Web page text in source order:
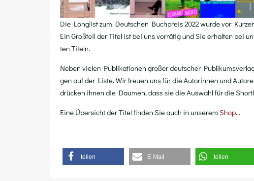
Die Long­list zum Deut­schen Buch­preis 2022 wur­de vor
Ein Groß­teil der Titel ist bei uns vor­rä­tig und Sie erhal­ten bei
ten Titeln.
Neben vie­len Publi­ka­tio­nen gro­ßer deut­scher
gen auf der Lis­te. Wir freu­en uns für die Autorin­nen und
drü­cken ihnen die Dau­men, dass sie die Aus­wahl für die
Eine Über­sicht der Titel fin­den Sie auch in unse­rem Shop…
tei­len E‑Mail tei­len